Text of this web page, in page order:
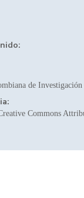
de
Commons